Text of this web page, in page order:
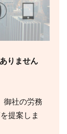
りません
御社の労務
提案しま